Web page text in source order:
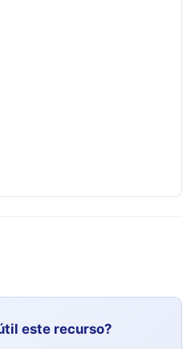
este recurso?